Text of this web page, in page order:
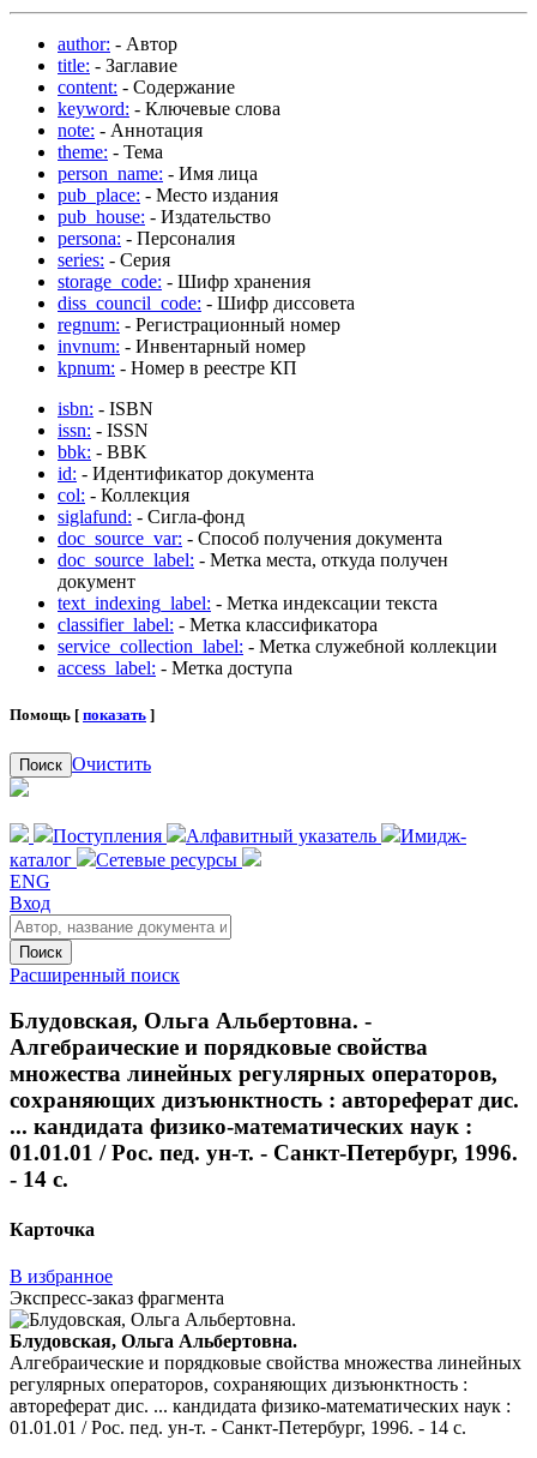
author: - Автор
title: - Заглавие
content: - Содержание
keyword: - Ключевые слова
note: - Аннотация
theme: - Тема
person_name: - Имя лица
pub_place: - Место издания
pub_house: - Издательство
persona: - Персоналия
series: - Серия
storage_code: - Шифр хранения
diss_council_code: - Шифр диссовета
regnum: - Регистрационный номер
invnum: - Инвентарный номер
kpnum: - Номер в реестре КП
isbn: - ISBN
issn: - ISSN
bbk: - BBK
id: - Идентификатор документа
col: - Коллекция
siglafund: - Сигла-фонд
doc_source_var: - Способ получения документа
doc_source_label: - Метка места, откуда получен
документ
text_indexing_label: - Метка индексации текста
classifier_label: - Метка классификатора
service_collection_label: - Метка служебной коллекции
access_label: - Метка доступа
Помощь [ показать ]
Поиск Очистить
Поступления Алфавитный указатель
Имидж-
каталог
Сетевые ресурсы
ENG
Вход
Поиск
Расширенный поиск
Блудовская, Ольга Альбертовна. -
Алгебраические и порядковые свойства
множества линейных регулярных операторов,
сохраняющих дизъюнктность : автореферат дис.
... кандидата физико-математических наук :
01.01.01 / Рос. пед. ун-т. - Санкт-Петербург, 1996.
- 14 с.
Карточка
В избранное
Экспресс-заказ фрагмента
Блудовская, Ольга Альбертовна.
Алгебраические и порядковые свойства множества линейных
регулярных операторов, сохраняющих дизъюнктность :
автореферат дис. ... кандидата физико-математических наук :
01.01.01 / Рос. пед. ун-т. - Санкт-Петербург, 1996. - 14 с.